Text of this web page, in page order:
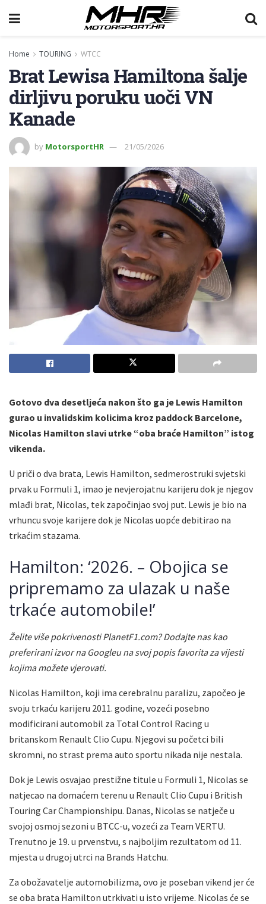
Home TOURING WTCC
Brat Lewisa Hamiltona šalje
dirljivu poruku uoči VN
Kanade
by MotorsportHR 21/05/2026
Gotovo dva desetljeća nakon što ga je Lewis Hamilton
gurao u invalidskim kolicima kroz paddock Barcelone,
Nicolas Hamilton slavi utrke “oba braće Hamilton” istog
vikenda.
U priči o dva brata, Lewis Hamilton, sedmerostruki svjetski
prvak u Formuli 1, imao je nevjerojatnu karijeru dok je njegov
mlađi brat, Nicolas, tek započinjao svoj put. Lewis je bio na
vrhuncu svoje karijere dok je Nicolas uopće debitirao na
trkaćim stazama.
Hamilton: ‘2026. – Obojica se
pripremamo za ulazak u naše
trkaće automobile!’
Želite više pokrivenosti PlanetF1.com? Dodajte nas kao
preferirani izvor na Googleu na svoj popis favorita za vijesti
kojima možete vjerovati.
Nicolas Hamilton, koji ima cerebralnu paralizu, započeo je
svoju trkaću karijeru 2011. godine, vozeći posebno
modificirani automobil za Total Control Racing u
britanskom Renault Clio Cupu. Njegovi su početci bili
skromni, no strast prema auto sportu nikada nije nestala.
Dok je Lewis osvajao prestižne titule u Formuli 1, Nicolas se
natjecao na domaćem terenu u Renault Clio Cupu i British
Touring Car Championshipu. Danas, Nicolas se natječe u
svojoj osmoj sezoni u BTCC-u, vozeći za Team VERTU.
Trenutno je 19. u prvenstvu, s najboljim rezultatom od 11.
mjesta u drugoj utrci na Brands Hatchu.
Za obožavatelje automobilizma, ovo je poseban vikend jer će
se oba brata Hamilton utrkivati u isto vrijeme. Nicolas će se